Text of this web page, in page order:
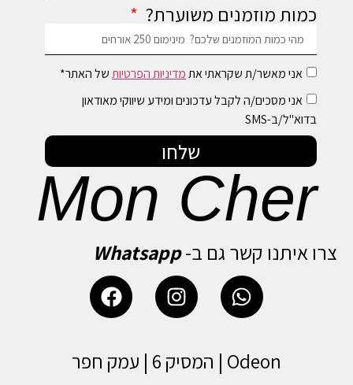
כמות מוזמנים משוערת?
אני מאשר/ת שקראתי אתמדיניות הפרטיותשל האתר*
אני מסכים/ה לקבל עדכונים ומידע שיווקי מאודאון
בדוא"ל/ב-SMS
שלחו
Mon Cher
צרו איתנו קשר גם ב-Whatsapp
Odeon | המסיק 6 | עמק חפר